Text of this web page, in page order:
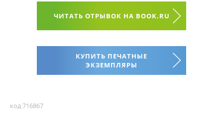
ЧИТАТЬ ОТРЫВОК НА BOOK.RU
КУПИТЬ ПЕЧАТНЫЕ
ЭКЗЕМПЛЯРЫ
код 716867